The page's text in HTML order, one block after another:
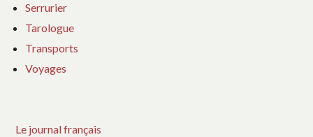
Serrurier
Tarologue
Transports
Voyages
Le journal français